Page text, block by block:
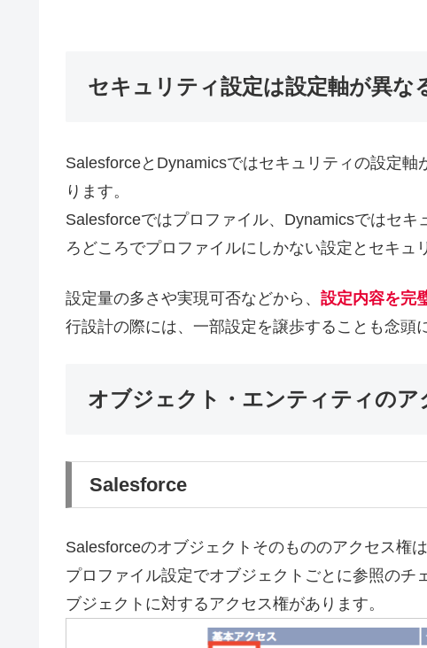
セキュリティ設定は設定軸が異な
SalesforceとDynamicsではセキュリティの設定
ります。
Salesforceではプロファイル、Dynamicsではセ
ろどころでプロファイルにしかない設定とセキュ
設定量の多さや実現可否などから、 設定内容を完
行設計の際には、一部設定を譲歩することも念頭
オブジェクト・エンティティのア
Salesforce
Salesforceのオブジェクトそのもののアクセス権は
プロファイル設定でオブジェクトごとに参照の
ブジェクトに対するアクセス権があります。